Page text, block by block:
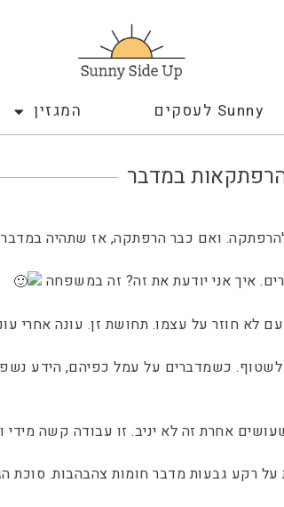
Sunny לעסקים המגזין
במדבר
ואם כבר הרפתקה, אז שתהיה
איך אני יודעת את זה? זה במשפחה
לא חוזר על עצמו. תחושת זן. עונה אחרי
לשטוף. כשמדברים על עמל כפיהם, הידע
אחרת זה לא יניב. זו עבודה קשה
רקע גבעות מדבר חומות צהבהבות. סוכת